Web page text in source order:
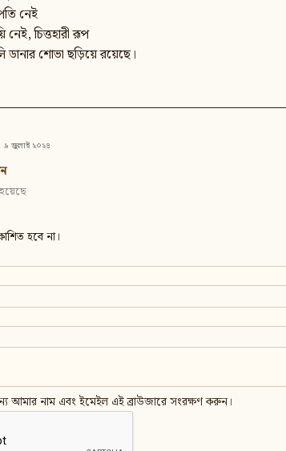
নেই
নেই, চিত্তহারী রূপ
ডানার শোভা ছড়িয়ে রয়েছে।
৯ জুলাই ২০২৪
হবে না।
আমার নাম এবং ইমেইল এই ব্রাউজারে সংরক্ষণ করুন।